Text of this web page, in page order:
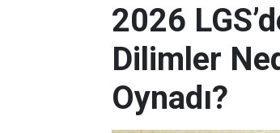
2026
Dilimler
Oynadı?